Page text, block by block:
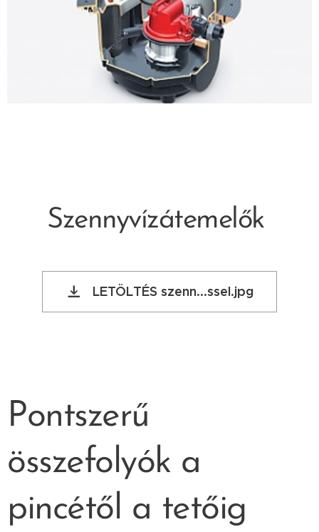
Szennyvízátemelők
LETÖLTÉS szenn...ssel.jpg
Pontszerű
összefolyók a
pincétől a tetőig